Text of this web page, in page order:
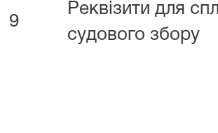
9
Реквізити для
судового збору